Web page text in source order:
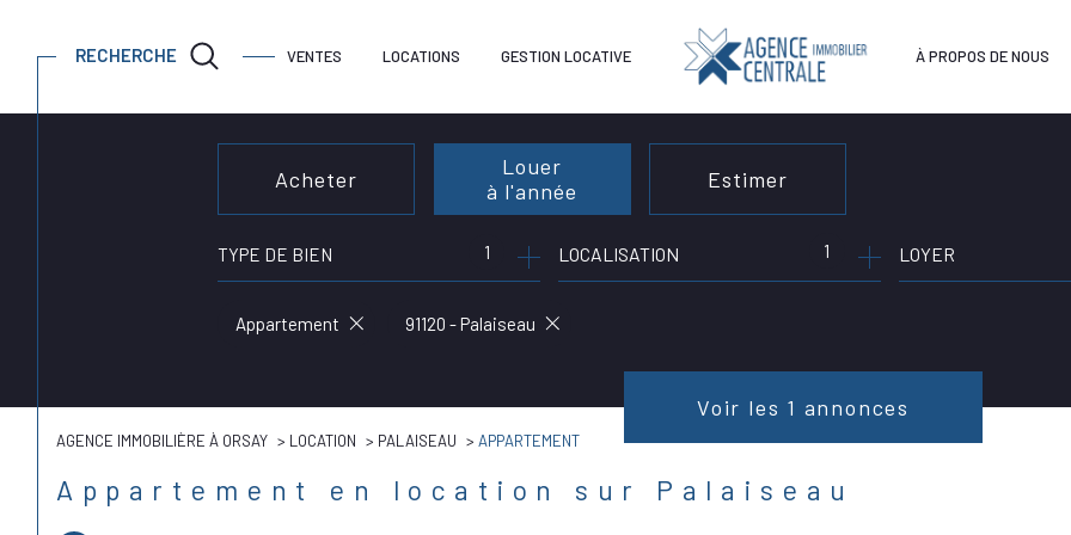
VENTES LOCATIONS GESTION LOCATIVE À PROPOS DE NOUS
RECHERCHE
Acheter
de l'ancien
Louer
à l'année
à l'année
Estimer
TYPE DE BIEN 1 1
LOCALISATION LOYER
Voir les 1 annonces
Appartement 91120 - Palaiseau
AGENCE IMMOBILIÈRE À ORSAY LOCATION PALAISEAU APPARTEMENT
Appartement en location sur Palaiseau